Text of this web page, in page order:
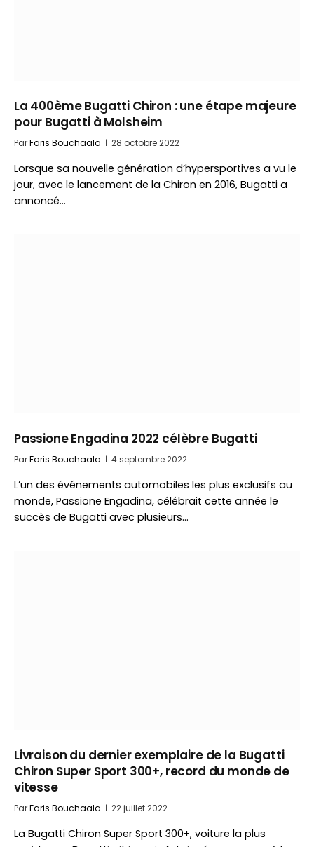
La 400ème Bugatti Chiron : une étape majeure
pour Bugatti à Molsheim
ParFaris Bouchaala 28 octobre 2022
Lorsque sa nouvelle génération d’hypersportives a vu le
jour, avec le lancement de la Chiron en 2016, Bugatti a
annoncé…
Passione Engadina 2022 célèbre Bugatti
ParFaris Bouchaala 4 septembre 2022
L’un des événements automobiles les plus exclusifs au
monde, Passione Engadina, célébrait cette année le
succès de Bugatti avec plusieurs…
Livraison du dernier exemplaire de la Bugatti
Chiron Super Sport 300+, record du monde de
vitesse
ParFaris Bouchaala 22 juillet 2022
La Bugatti Chiron Super Sport 300+, voiture la plus